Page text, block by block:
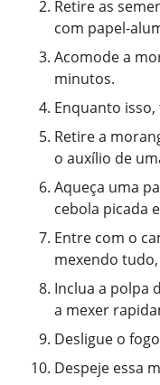
Retire as
com papel-
Acomode a
minutos.
Enquanto
Retire a
o auxílio de
Aqueça uma
cebola picada
Entre com o
mexendo
Inclua a polpa
a mexer
Desligue o
Despeje essa